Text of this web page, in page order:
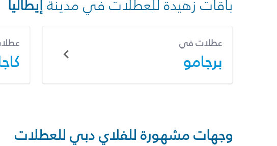
باقات زهيدة للعطلات في مدينةإيطاليا
عطلات في
برجامو
وجهات مشهورة للفلاي دبي للعطلات